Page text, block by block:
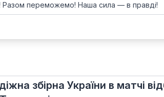
Разом переможемо! Наша сила — в правді!
збірна України в матчі